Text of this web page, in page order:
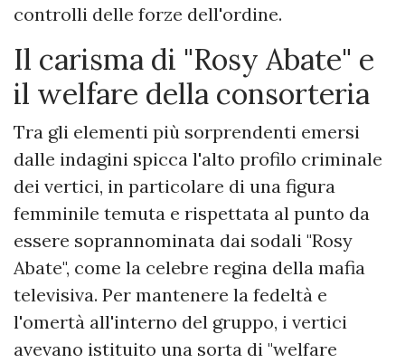
controlli delle forze dell'ordine.
​Il carisma di "Rosy Abate" e
il welfare della consorteria
​Tra gli elementi più sorprendenti emersi
dalle indagini spicca l'alto profilo criminale
dei vertici, in particolare di una figura
femminile temuta e rispettata al punto da
essere soprannominata dai sodali "Rosy
Abate", come la celebre regina della mafia
televisiva. Per mantenere la fedeltà e
l'omertà all'interno del gruppo, i vertici
avevano istituito una sorta di "welfare